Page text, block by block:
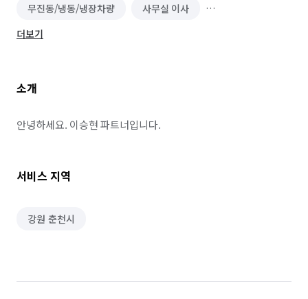
무진동/냉동/냉장차량 사무실 이사
정리수납 전문가
더보기
소개
안녕하세요. 이승현 파트너입니다.
서비스 지역
강원 춘천시